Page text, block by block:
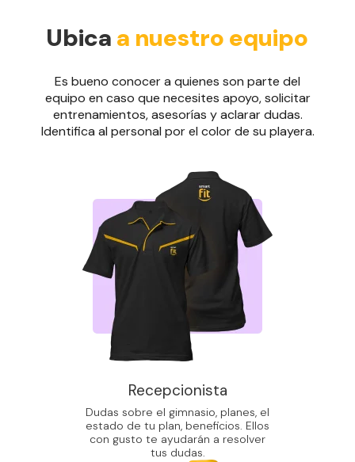
Ubica a nuestro equipo
Es bueno conocer a quienes son parte del
equipo en caso que necesites apoyo, solicitar
entrenamientos, asesorías y aclarar dudas.
Identifica al personal por el color de su playera.
Recepcionista
Dudas sobre el gimnasio, planes, el
estado de tu plan, beneficios. Ellos
con gusto te ayudarán a resolver
tus dudas.